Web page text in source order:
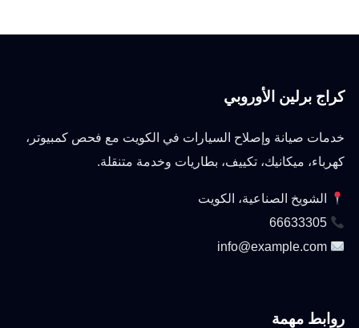
كراج برلين الأوروبي
خدمات صيانة وإصلاح السيارات في الكويت مع فحص كمبيوتر،
كهرباء، ميكانيك، تكييف، بطاريات وخدمة متنقلة.
الشويخ الصناعية، الكويت
66633305
info@example.com
روابط مهمة